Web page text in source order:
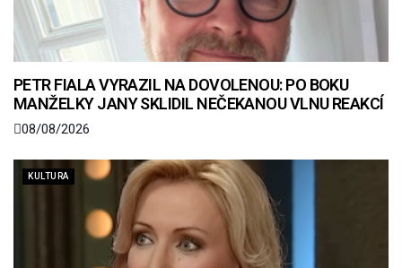
PETR FIALA VYRAZIL NA DOVOLENOU: PO BOKU
MANŽELKY JANY SKLIDIL NEČEKANOU VLNU REAKCÍ
08/08/2026
KULTURA